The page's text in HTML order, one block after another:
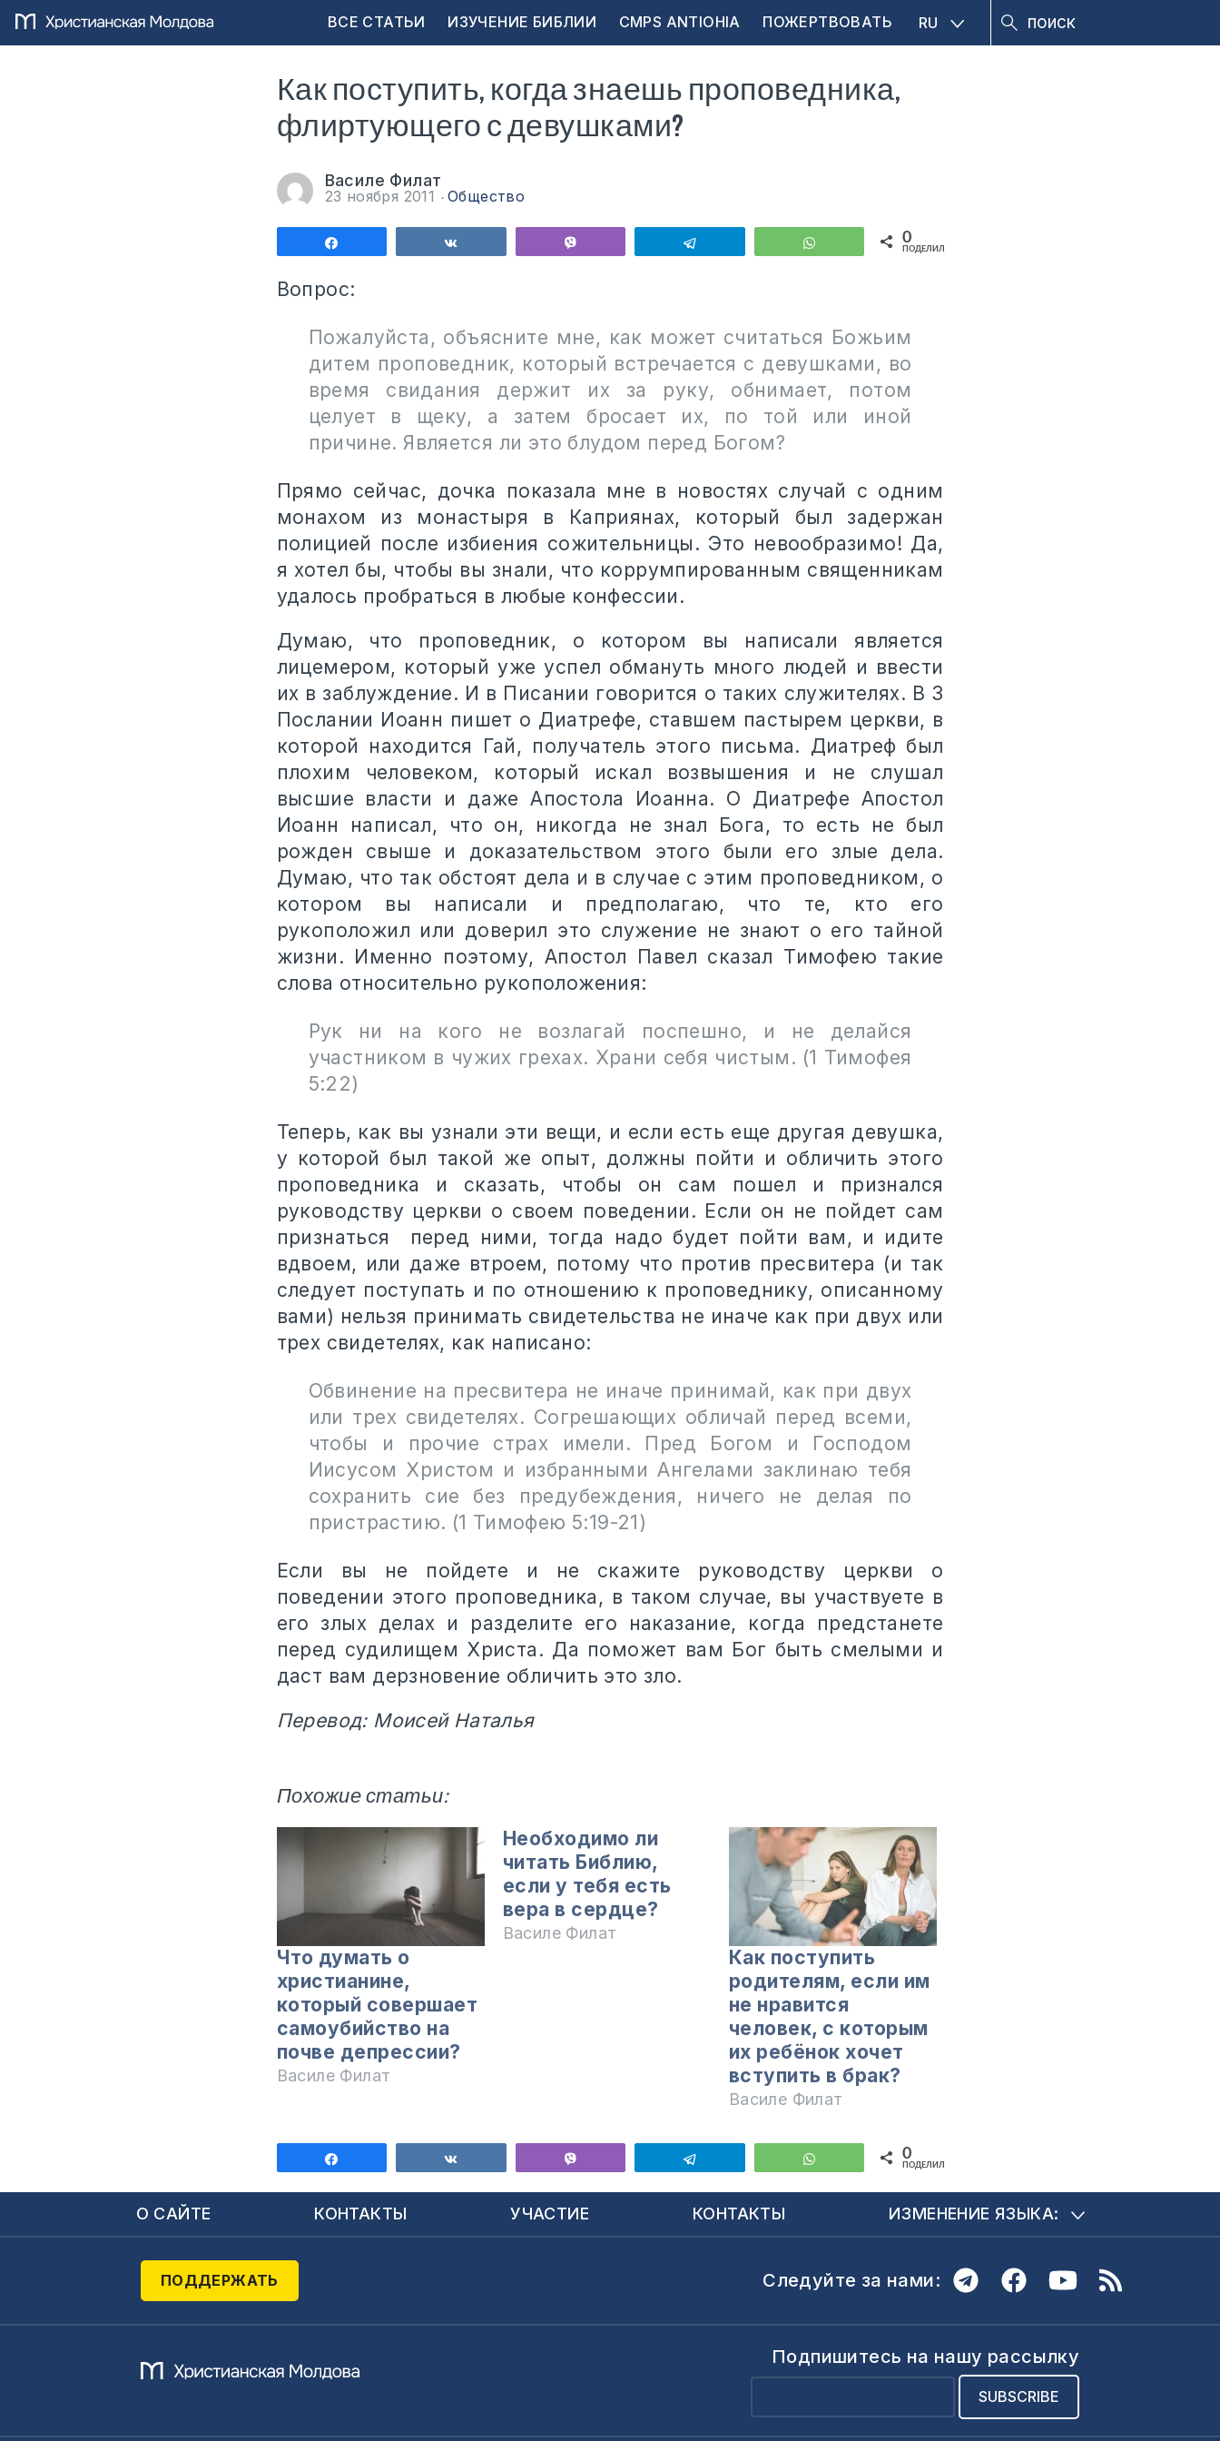
ВСЕ СТАТЬИ ИЗУЧЕНИЕ БИБЛИИ CMPS ANTIOHIA ПОЖЕРТВОВАТЬ RU
Как поступить, когда знаешь проповедника,
флиртующего с девушками?
Василе Филат
23 ноября 2011 Общество
WhatsApp 0
ПОДЕЛИЛИСЬ
Вопрос:
Пожалуйста, объясните мне, как может считаться Божьим
дитем проповедник, который встречается с девушками, во
время свидания держит их за руку, обнимает, потом
целует в щеку, а затем бросает их, по той или иной
причине. Является ли это блудом перед Богом?
Прямо сейчас, дочка показала мне в новостях случай с одним
монахом из монастыря в Каприянах, который был задержан
полицией после избиения сожительницы. Это невообразимо! Да,
я хотел бы, чтобы вы знали, что коррумпированным священникам
удалось пробраться в любые конфессии.
Думаю, что проповедник, о котором вы написали является
лицемером, который уже успел обмануть много людей и ввести
их в заблуждение. И в Писании говорится о таких служителях. В 3
Послании Иоанн пишет о Диатрефе, ставшем пастырем церкви, в
которой находится Гай, получатель этого письма. Диатреф был
плохим человеком, который искал возвышения и не слушал
высшие власти и даже Апостола Иоанна. О Диатрефе Апостол
Иоанн написал, что он, никогда не знал Бога, то есть не был
рожден свыше и доказательством этого были его злые дела.
Думаю, что так обстоят дела и в случае с этим проповедником, о
котором вы написали и предполагаю, что те, кто его
рукоположил или доверил это служение не знают о его тайной
жизни. Именно поэтому, Апостол Павел сказал Тимофею такие
слова относительно рукоположения:
Рук ни на кого не возлагай поспешно, и не делайся
участником в чужих грехах. Храни себя чистым. (1 Тимофея
5:22)
Теперь, как вы узнали эти вещи, и если есть еще другая девушка,
у которой был такой же опыт, должны пойти и обличить этого
проповедника и сказать, чтобы он сам пошел и признался
руководству церкви о своем поведении. Если он не пойдет сам
признаться перед ними, тогда надо будет пойти вам, и идите
вдвоем, или даже втроем, потому что против пресвитера (и так
следует поступать и по отношению к проповеднику, описанному
вами) нельзя принимать свидетельства не иначе как при двух или
трех свидетелях, как написано:
Обвинение на пресвитера не иначе принимай, как при двух
или трех свидетелях. Согрешающих обличай перед всеми,
чтобы и прочие страх имели. Пред Богом и Господом
Иисусом Христом и избранными Ангелами заклинаю тебя
сохранить сие без предубеждения, ничего не делая по
пристрастию. (1 Тимофею 5:19-21)
Если вы не пойдете и не скажите руководству церкви о
поведении этого проповедника, в таком случае, вы участвуете в
его злых делах и разделите его наказание, когда предстанете
перед судилищем Христа. Да поможет вам Бог быть смелыми и
даст вам дерзновение обличить это зло.
Перевод: Моисей Наталья
Похожие статьи:
Что думать о
христианине,
который совершает
самоубийство на
почве депрессии?
Василе Филат
Необходимо ли
читать Библию,
если у тебя есть
вера в сердце?
Василе Филат
Как поступить
родителям, если им
не нравится
человек, с которым
их ребёнок хочет
вступить в брак?
Василе Филат
WhatsApp 0
ПОДЕЛИЛИСЬ
О САЙТЕ КОНТАКТЫ УЧАСТИЕ КОНТАКТЫ ИЗМЕНЕНИЕ ЯЗЫКА:
ПОДДЕРЖАТЬ Следуйте за нами:
Подпишитесь на нашу рассылку